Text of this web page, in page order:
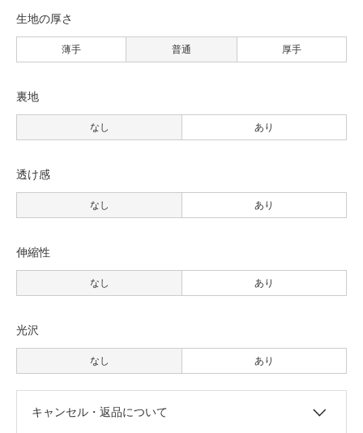
生地の厚さ
薄手 普通 厚手
裏地
なし あり
透け感
なし あり
伸縮性
なし あり
光沢
なし あり
キャンセル・返品について